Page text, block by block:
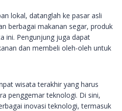
lokal, datanglah ke pasar asli
berbagai makanan segar, produk
ini. Pengunjung juga dapat
dan membeli oleh-oleh untuk
wisata terakhir yang harus
penggemar teknologi. Di sini,
inovasi teknologi, termasuk